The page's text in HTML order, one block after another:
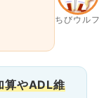
ちびウルフ
算やADL維